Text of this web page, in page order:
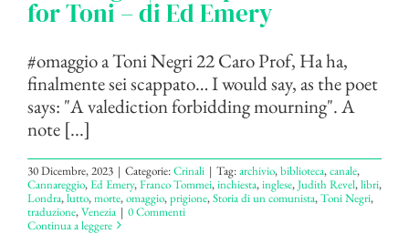
for Toni – di Ed Emery
#omaggio a Toni Negri 22 Caro Prof, Ha ha,
finalmente sei scappato… I would say, as the poet
says: "A valediction forbidding mourning". A
note [...]
30 Dicembre, 2023 | Categorie:Crinali | Tag:archivio,biblioteca,canale,
Cannareggio,Ed Emery,Franco Tommei,inchiesta,inglese,Judith Revel,libri,
Londra,lutto,morte,omaggio,prigione,Storia di un comunista,Toni Negri,
traduzione,Venezia | 0 Commenti
Continua a leggere